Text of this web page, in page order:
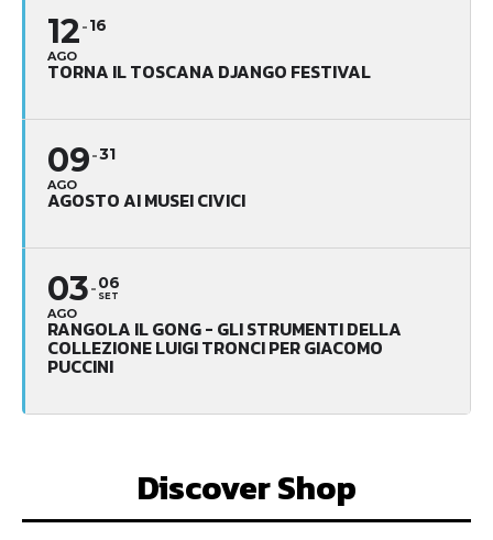
12
AGO
16
TORNA IL TOSCANA DJANGO FESTIVAL
09
AGO
31
AGOSTO AI MUSEI CIVICI
03
AGO
06
SET
RANGOLA IL GONG - GLI STRUMENTI DELLA
COLLEZIONE LUIGI TRONCI PER GIACOMO
PUCCINI
Discover Shop